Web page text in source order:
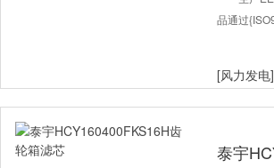
品通过
[风力发电]
泰宇